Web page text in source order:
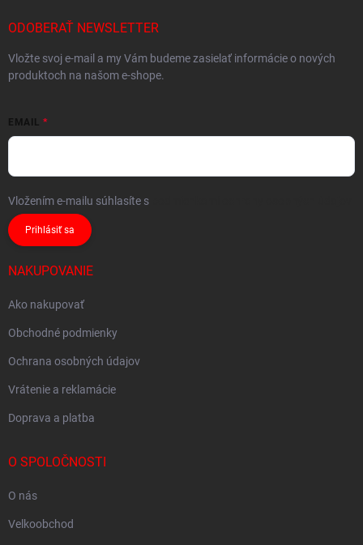
ODOBERAŤ NEWSLETTER
Vložte svoj e-mail a my Vám budeme zasielať informácie o nových
produktoch na našom e-shope.
EMAIL
Vložením e-mailu súhlasíte s
Prihlásiť sa
NAKUPOVANIE
Ako nakupovať
Obchodné podmienky
Ochrana osobných údajov
Vrátenie a reklamácie
Doprava a platba
O SPOLOČNOSTI
O nás
Velkoobchod